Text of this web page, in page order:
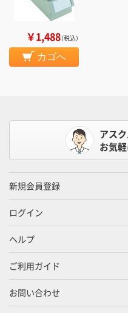
￥1,488（税込）
カゴへ
アス
お気
新規会員登録
ログイン
ヘルプ
ご利用ガイド
お問い合わせ